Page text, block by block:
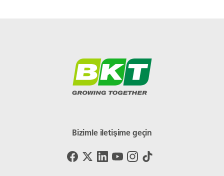
Bizimle iletişime geçin